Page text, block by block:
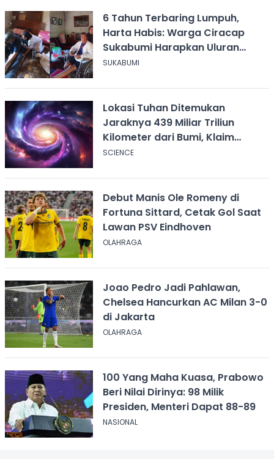
6 Tahun Terbaring Lumpuh,
Harta Habis: Warga Ciracap
Sukabumi Harapkan Uluran
Tangan KDM
SUKABUMI
Lokasi Tuhan Ditemukan
Jaraknya 439 Miliar Triliun
Kilometer dari Bumi, Klaim
Ilmuwan Harvard
SCIENCE
Debut Manis Ole Romeny di
Fortuna Sittard, Cetak Gol Saat
Lawan PSV Eindhoven
OLAHRAGA
Joao Pedro Jadi Pahlawan,
Chelsea Hancurkan AC Milan 3-0
di Jakarta
OLAHRAGA
100 Yang Maha Kuasa, Prabowo
Beri Nilai Dirinya: 98 Milik
Presiden, Menteri Dapat 88-89
NASIONAL